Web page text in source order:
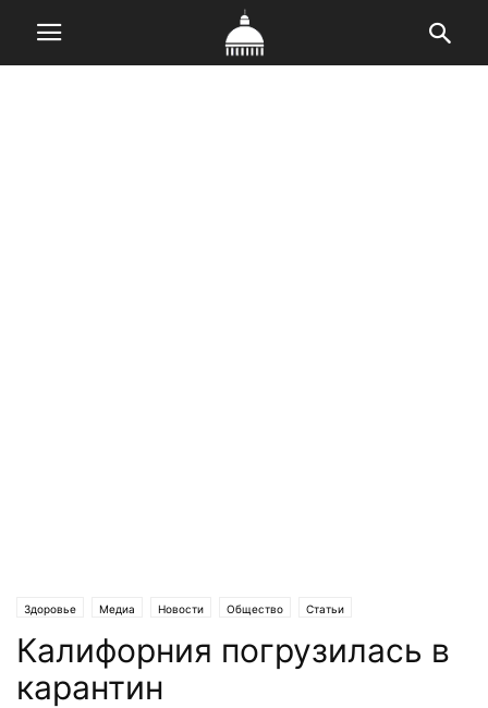
Здоровье Медиа Новости Общество Статьи
Калифорния погрузилась в
карантин